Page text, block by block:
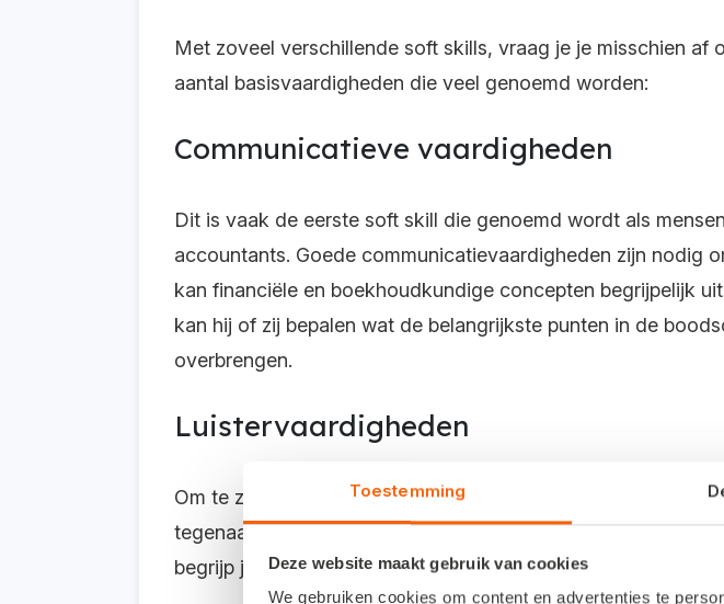
Toestemming
Deze website maakt gebruik van cookies
We gebruiken cookies om content en advertenties te
Met zoveel verschillende soft skills, vraag je je misschien
aantal basisvaardigheden die veel genoemd worden:
Communicatieve vaardigheden
Dit is vaak de eerste soft skill die genoemd wordt als
accountants. Goede communicatievaardigheden zijn nodig
kan financiële en boekhoudkundige concepten begrijpelijk
kan hij of zij bepalen wat de belangrijkste punten in de
overbrengen.
Luistervaardigheden
Om te zorgen dat je de ondernemer geeft wat hij nodig
tegenaan loopt. Hierbij is het belangrijk om goed door te
begrijp je beter waar het om gaat.